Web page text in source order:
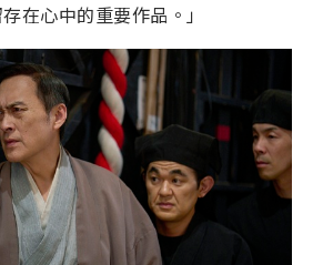
在心中的重要作品。」